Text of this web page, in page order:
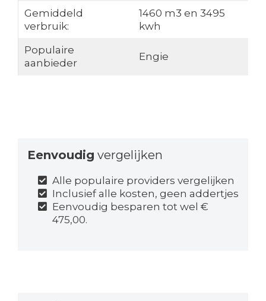
Gemiddeld
verbruik:
1460 m3 en 3495
kwh
Populaire
aanbieder
Engie
Eenvoudig vergelijken
Alle populaire providers vergelijken
Inclusief alle kosten, geen addertjes
Eenvoudig besparen tot wel €
475,00.